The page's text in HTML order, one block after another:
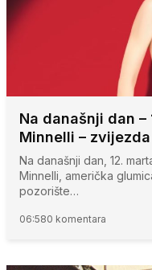
Na današnji dan –
Minnelli –
Na današnji dan, 12.
Minnelli, američka
pozorište…
06:580 komentara